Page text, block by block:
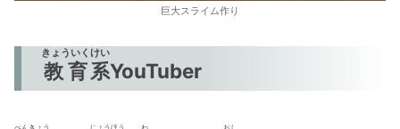
巨大スライム作り
教育
きょういく
系
けい
YouTuber